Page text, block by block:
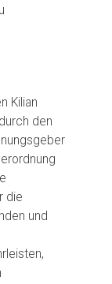
Kilian
den
die
und